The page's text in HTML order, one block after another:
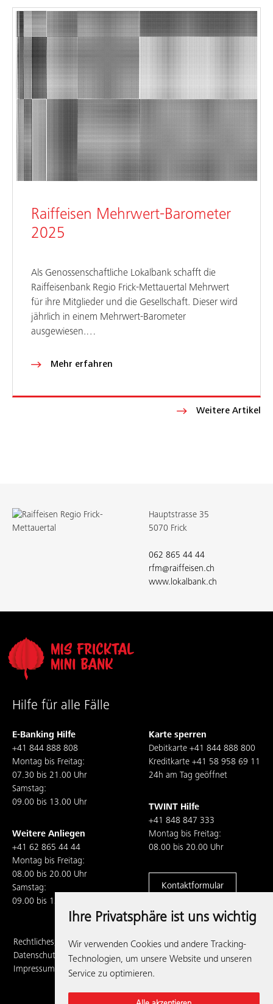
Ihre Privatsphäre ist uns wichtig
Wir verwenden Cookies und andere Tracking-
Technologien, um unsere Website und unseren
Service zu optimieren.
Weitere Artikel
Raiffeisen Mehrwert-Barometer
2025
Als Genossenschaftliche Lokalbank schafft die
Raiffeisenbank Regio Frick-Mettauertal Mehrwert
für ihre Mitglieder und die Gesellschaft. Dieser wird
jährlich in einem Mehrwert-Barometer
ausgewiesen.…
Mehr erfahren
Hauptstrasse 35
5070 Frick
062 865 44 44
rfm@raiffeisen.ch
www.lokalbank.ch
Hilfe für alle Fälle
E-Banking Hilfe
+41 844 888 808
Montag bis Freitag:
07.30 bis 21.00 Uhr
Samstag:
09.00 bis 13.00 Uhr
Weitere Anliegen
+41 62 865 44 44
Montag bis Freitag:
08.00 bis 20.00 Uhr
Samstag:
09.00 bis 13.00 Uhr
Karte sperren
Debitkarte +41 844 888 800
Kreditkarte +41 58 958 69 11
24h am Tag geöffnet
TWINT Hilfe
+41 848 847 333
Montag bis Freitag:
08.00 bis 20.00 Uhr
Kontaktformular
Rechtliches,
Datenschutz und
Impressum